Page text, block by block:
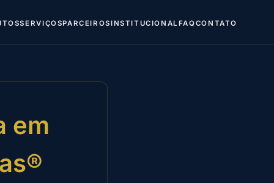
SERVIÇOSPARCEIROS INSTITUCIONAL FAQCONTATO
em